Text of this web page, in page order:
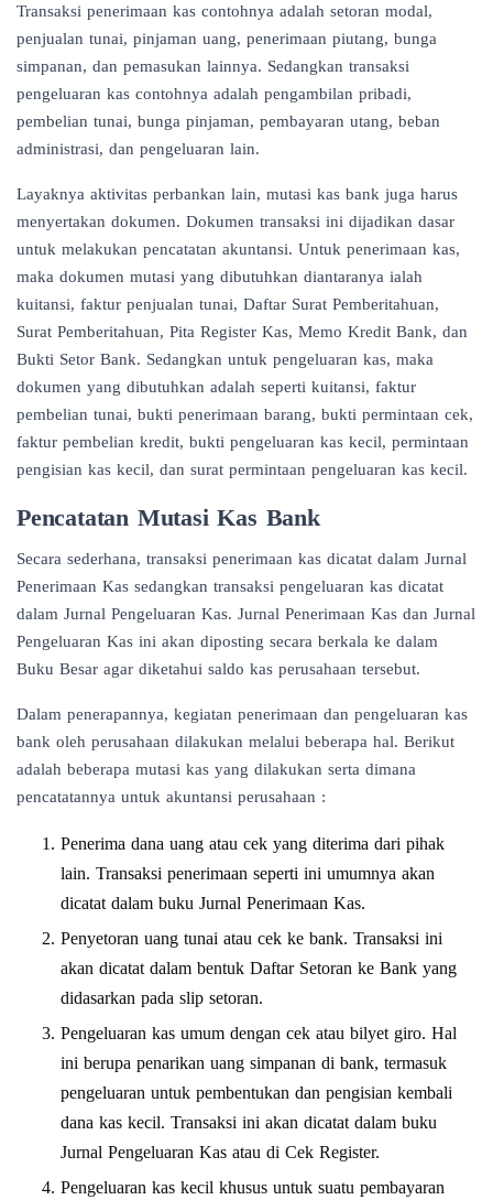
Transaksi penerimaan kas contohnya adalah setoran modal,
penjualan tunai, pinjaman uang, penerimaan piutang, bunga
simpanan, dan pemasukan lainnya. Sedangkan transaksi
pengeluaran kas contohnya adalah pengambilan pribadi,
pembelian tunai, bunga pinjaman, pembayaran utang, beban
administrasi, dan pengeluaran lain.
Layaknya aktivitas perbankan lain, mutasi kas bank juga harus
menyertakan dokumen. Dokumen transaksi ini dijadikan dasar
untuk melakukan pencatatan akuntansi. Untuk penerimaan kas,
maka dokumen mutasi yang dibutuhkan diantaranya ialah
kuitansi, faktur penjualan tunai, Daftar Surat Pemberitahuan,
Surat Pemberitahuan, Pita Register Kas, Memo Kredit Bank, dan
Bukti Setor Bank. Sedangkan untuk pengeluaran kas, maka
dokumen yang dibutuhkan adalah seperti kuitansi, faktur
pembelian tunai, bukti penerimaan barang, bukti permintaan cek,
faktur pembelian kredit, bukti pengeluaran kas kecil, permintaan
pengisian kas kecil, dan surat permintaan pengeluaran kas kecil.
Pencatatan Mutasi Kas Bank
Secara sederhana, transaksi penerimaan kas dicatat dalam Jurnal
Penerimaan Kas sedangkan transaksi pengeluaran kas dicatat
dalam Jurnal Pengeluaran Kas. Jurnal Penerimaan Kas dan Jurnal
Pengeluaran Kas ini akan diposting secara berkala ke dalam
Buku Besar agar diketahui saldo kas perusahaan tersebut.
Dalam penerapannya, kegiatan penerimaan dan pengeluaran kas
bank oleh perusahaan dilakukan melalui beberapa hal. Berikut
adalah beberapa mutasi kas yang dilakukan serta dimana
pencatatannya untuk akuntansi perusahaan :
Penerima dana uang atau cek yang diterima dari pihak
lain. Transaksi penerimaan seperti ini umumnya akan
dicatat dalam buku Jurnal Penerimaan Kas.
Penyetoran uang tunai atau cek ke bank. Transaksi ini
akan dicatat dalam bentuk Daftar Setoran ke Bank yang
didasarkan pada slip setoran.
Pengeluaran kas umum dengan cek atau bilyet giro. Hal
ini berupa penarikan uang simpanan di bank, termasuk
pengeluaran untuk pembentukan dan pengisian kembali
dana kas kecil. Transaksi ini akan dicatat dalam buku
Jurnal Pengeluaran Kas atau di Cek Register.
Pengeluaran kas kecil khusus untuk suatu pembayaran